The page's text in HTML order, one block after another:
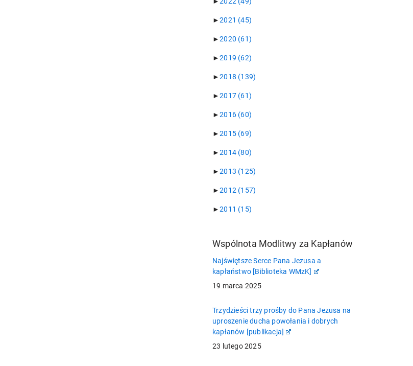
►2021 (45)
►2020 (61)
►2019 (62)
►2018 (139)
►2017 (61)
►2016 (60)
►2015 (69)
►2014 (80)
►2013 (125)
►2012 (157)
►2011 (15)
Wspólnota Modlitwy za Kapłanów
Najświętsze Serce Pana Jezusa a
kapłaństwo [Biblioteka WMzK]
19 marca 2025
Trzydzieści trzy prośby do Pana Jezusa na
uproszenie ducha powołania i dobrych
kapłanów [publikacja]
23 lutego 2025